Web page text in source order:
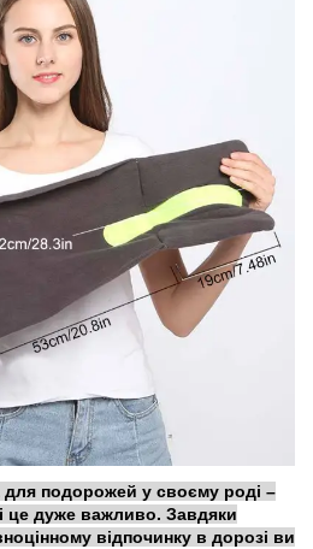
подорожей у своєму роді –
це дуже важливо. Завдяки
відпочинку в дорозі ви